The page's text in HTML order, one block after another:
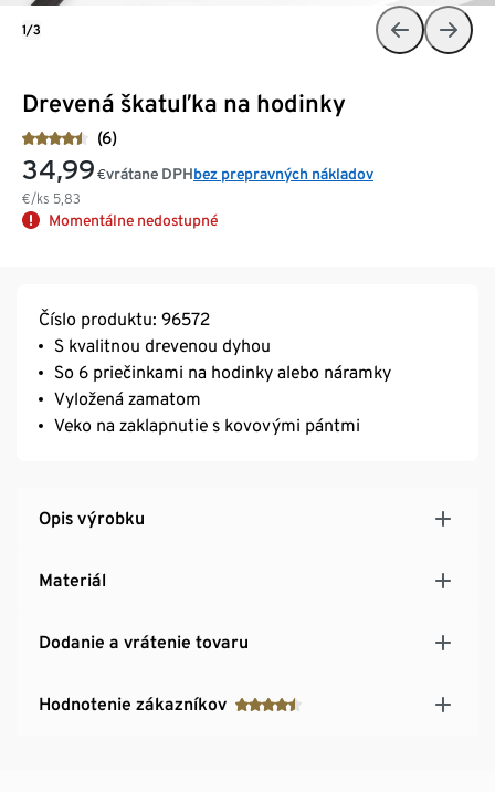
Drevená škatuľka na hodinky
(6)
34,99 €
€/ks 5,83
vrátane DPHbez prepravných nákladov
Momentálne nedostupné
1/3
Číslo produktu: 96572
S kvalitnou drevenou dyhou
So 6 priečinkami na hodinky alebo náramky
Vyložená zamatom
Veko na zaklapnutie s kovovými pántmi
Opis výrobku
Materiál
Dodanie a vrátenie tovaru
Hodnotenie zákazníkov